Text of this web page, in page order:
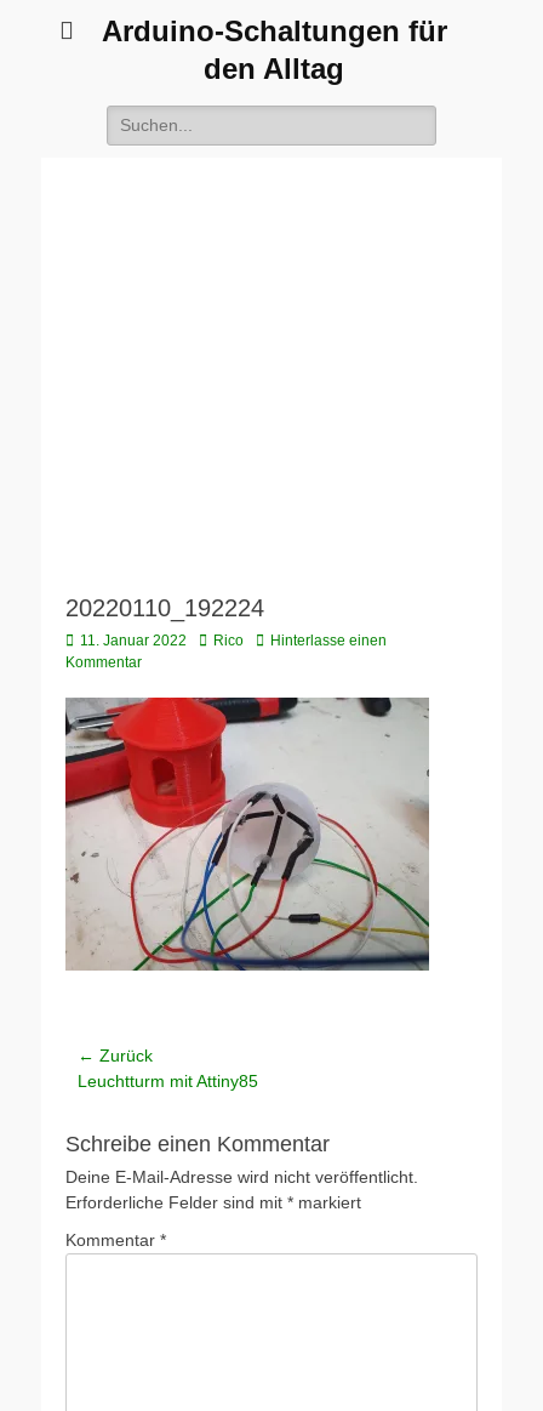
Arduino-Schaltungen für
den Alltag
Suche
nach:
20220110_192224
Veröffentlicht
am
11. Januar 2022 Autor
Rico
Hinterlasse einen
Kommentar
Beitragsnavigation
← Zurück
Vorheriger
Leuchtturm mit Attiny85
Schreibe einen Kommentar
Deine E-Mail-Adresse wird nicht veröffentlicht.
Erforderliche Felder sind mit * markiert
Kommentar *